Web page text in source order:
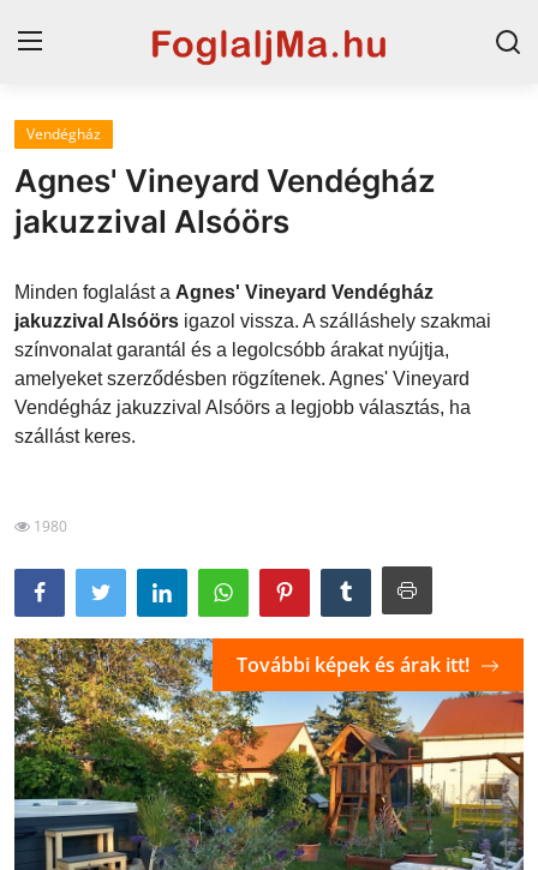
Horvát tengerpart
Magyarország
Horvátország
Blog
Szállások Hajdúszoboszlón
Vendégház
Agnes' Vineyard Vendégház
jakuzzival Alsóörs
Minden foglalást a Agnes' Vineyard Vendégház
jakuzzival Alsóörs igazol vissza. A szálláshely szakmai
színvonalat garantál és a legolcsóbb árakat nyújtja,
amelyeket szerződésben rögzítenek. Agnes' Vineyard
Vendégház jakuzzival Alsóörs a legjobb választás, ha
szállást keres.
1980
További képek és árak itt!